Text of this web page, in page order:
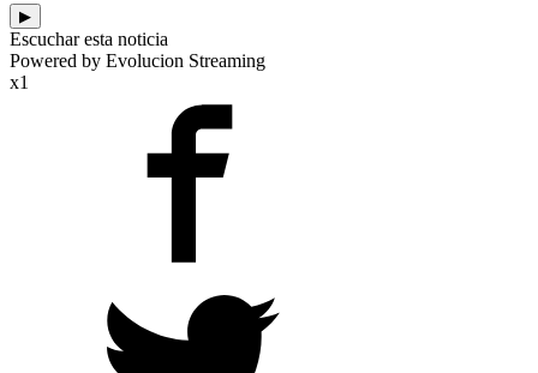
▶
Escuchar esta noticia
Powered by Evolucion Streaming
x1